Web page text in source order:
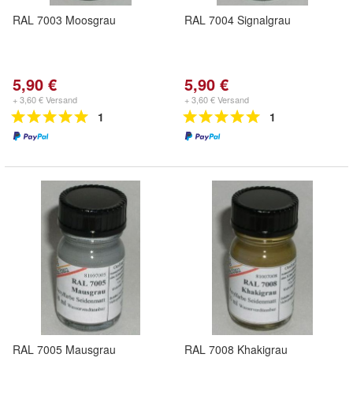
RAL 7003 Moosgrau
5,90 €
+ 3,60 € Versand
1
RAL 7004 Signalgrau
5,90 €
+ 3,60 € Versand
1
RAL 7005 Mausgrau RAL 7008 Khakigrau